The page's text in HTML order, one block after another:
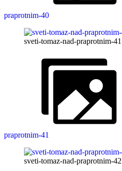
praprotnim-40
sveti-tomaz-nad-praprotnim-41
praprotnim-41
sveti-tomaz-nad-praprotnim-42